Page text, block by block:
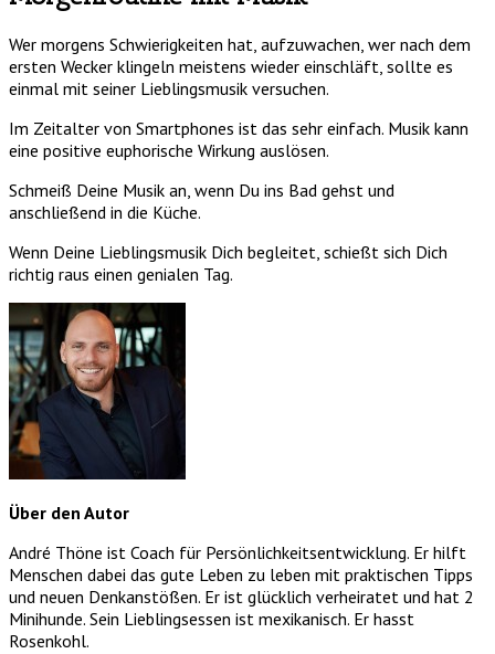
Wer morgens Schwierigkeiten hat, aufzuwachen, wer nach dem
ersten Wecker klingeln meistens wieder einschläft, sollte es
einmal mit seiner Lieblingsmusik versuchen.
Im Zeitalter von Smartphones ist das sehr einfach. Musik kann
eine positive euphorische Wirkung auslösen.
Schmeiß Deine Musik an, wenn Du ins Bad gehst und
anschließend in die Küche.
Wenn Deine Lieblingsmusik Dich begleitet, schießt sich Dich
richtig raus einen genialen Tag.
Über den Autor
André Thöne ist Coach für Persönlichkeitsentwicklung. Er hilft
Menschen dabei das gute Leben zu leben mit praktischen Tipps
und neuen Denkanstößen. Er ist glücklich verheiratet und hat 2
Minihunde. Sein Lieblingsessen ist mexikanisch. Er hasst
Rosenkohl.